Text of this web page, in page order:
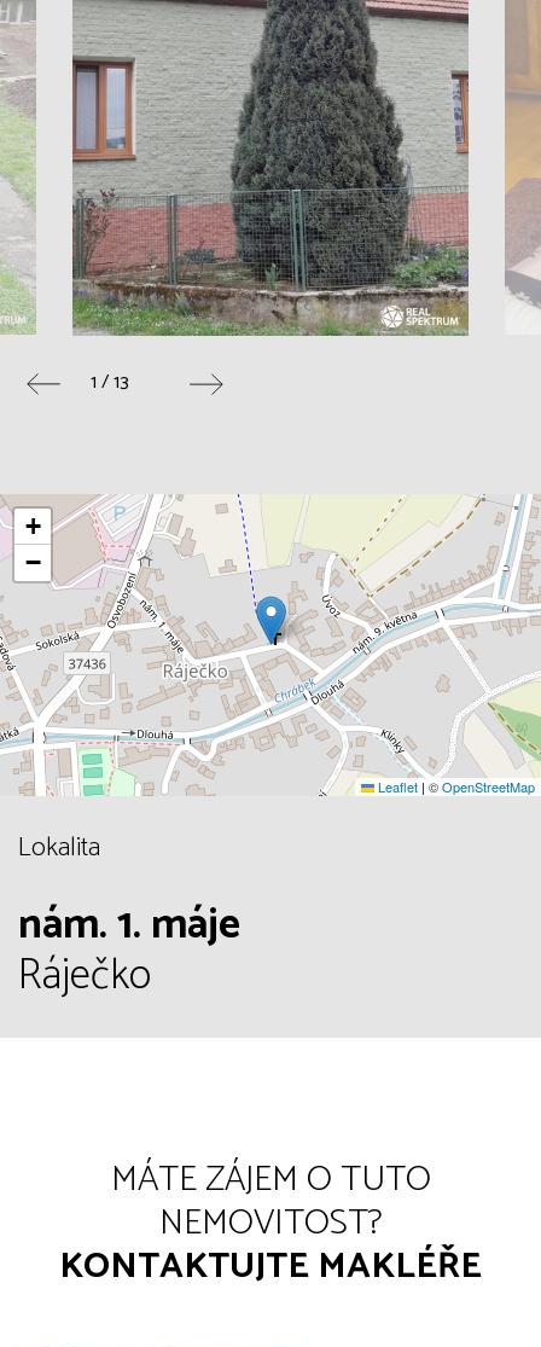
1 / 13
+
−
Leaflet | ©OpenStreetMap
Lokalita
nám. 1. máje
Ráječko
MÁTE ZÁJEM O TUTO
NEMOVITOST?
KONTAKTUJTE MAKLÉŘE